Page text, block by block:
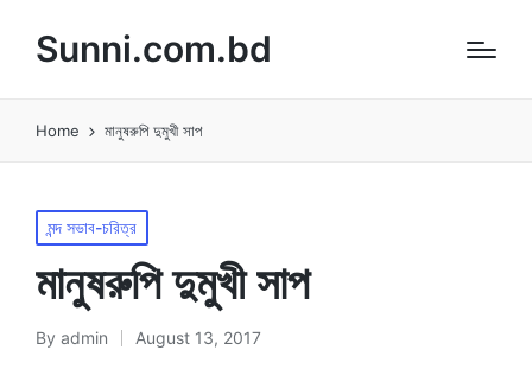
Sunni.com.bd
Home মানুষরুপি দুমুখী সাপ
Posted
in
মন্দ সভাব-চরিত্র
মানুষরুপি দুমুখী সাপ
Posted
By admin August 13, 2017